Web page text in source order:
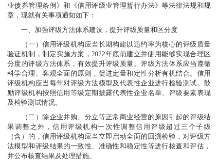
业债券管理条例》和《信用评级业管理暂行办法》等法律法规和规
章，现就有关事项通知如下：
一、加强评级方法体系建设，提升评级质量和区分度
（一）信用评级机构应当长期构建以违约率为核心的评级质量
验证机制，制定实施方案，2022年底前建立并使用能够实现合理区
分度的评级方法体系，有效提升评级质量。评级方法体系应当遵循
科学合理、客观全面的原则，促进定量和定性分析有机结合。信用
评级机构应当每年对评级方法模型及代表性企业进行检验测试。鼓
励评级机构按照信用等级定期披露代表性企业名单、评级要素表现
及检验测试情况。
（二）除企业并购、分立等正常商业经营的原因引起的评级结
果调整之外，信用评级机构一次性调整信用评级超过三个子级
（含）的，信用评级机构应当立即启动全面的回溯检验，对评级方
法模型和评级结果的一致性、准确性和稳定性等进行核查和评估，
并公布核查结果及处理措施。